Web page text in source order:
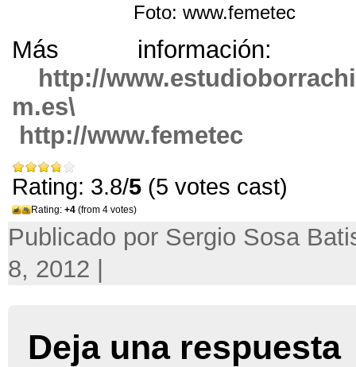
Foto: www.femetec
Más
http://
m.es\
http://www.femetec
Rating: 3.8/5 (5 votes cast)
Rating: +4 (from 4 votes)
Publicado por Sergio Sosa
8, 2012 |
Deja una respuesta